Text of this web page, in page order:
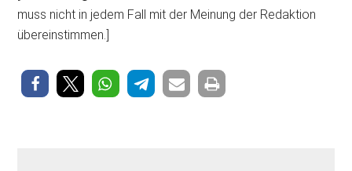
muss nicht in jedem Fall mit der Meinung der Redaktion
übereinstimmen.]